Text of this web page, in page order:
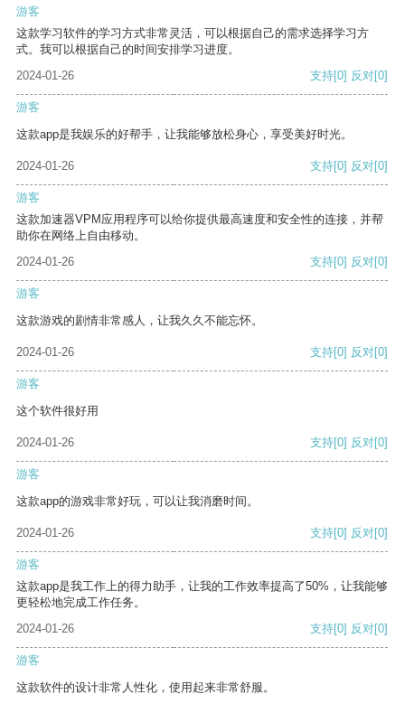
游客
这款学习软件的学习方式非常灵活，可以根据自己的需求选择学习方
式。我可以根据自己的时间安排学习进度。
2024-01-26
支持[0] 反对[0]
游客
这款app是我娱乐的好帮手，让我能够放松身心，享受美好时光。
2024-01-26 支持[0] 反对[0]
游客
这款加速器VPM应用程序可以给你提供最高速度和安全性的连接，并帮
助你在网络上自由移动。
2024-01-26
支持[0] 反对[0]
游客
这款游戏的剧情非常感人，让我久久不能忘怀。
2024-01-26 支持[0] 反对[0]
游客
这个软件很好用
2024-01-26 支持[0] 反对[0]
游客
这款app的游戏非常好玩，可以让我消磨时间。
2024-01-26 支持[0] 反对[0]
游客
这款app是我工作上的得力助手，让我的工作效率提高了50%，让我能够
更轻松地完成工作任务。
2024-01-26
支持[0] 反对[0]
游客
这款软件的设计非常人性化，使用起来非常舒服。